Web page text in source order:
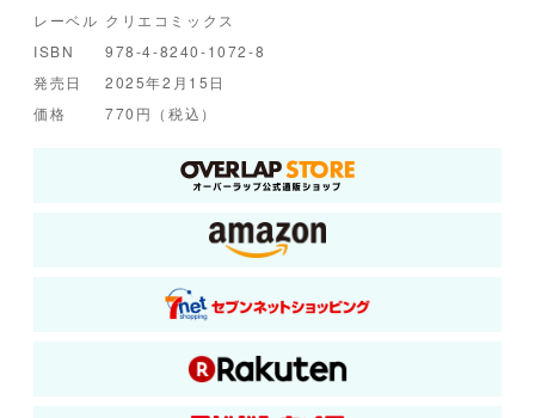
レーベル クリエコミックス
ISBN
978-4-8240-1072-8
発売日
2025年2月15日
価格
770円（税込）